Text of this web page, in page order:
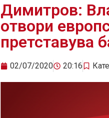
Димитров:
отвори
претставува
02/07/2020 20:16